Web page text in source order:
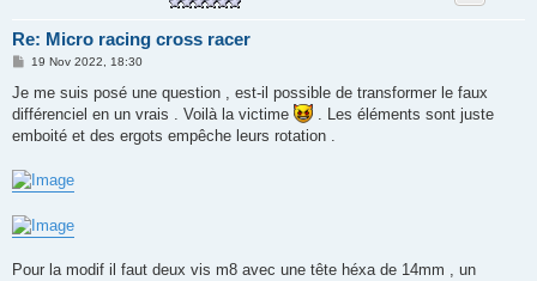
Re: Micro racing cross racer
M
s
a
g
19 Nov 2022, 18:30
Je me suis posé une question , est-il possible de transformer le faux
différenciel en un vrais . Voilà la victime
. Les éléments sont juste
emboité et des ergots empêche leurs rotation .
Pour la modif il faut deux vis m8 avec une tête héxa de 14mm , un